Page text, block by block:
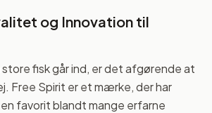
og Innovation til
fisk går ind, er det afgørende at
Free Spirit er et mærke, der har
favorit blandt mange erfarne